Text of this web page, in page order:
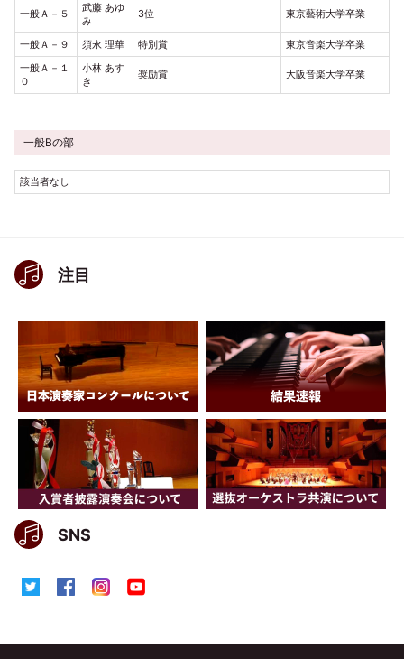
一般Ａ－５
武藤 あゆ
み
3位 東京藝術大学卒業
一般Ａ－９ 須永 理華 特別賞
東京音楽大学卒業
一般Ａ－１
０
小林 あす
き
奨励賞 大阪音楽大学卒業
一般Bの部
該当者なし
注目
SNS